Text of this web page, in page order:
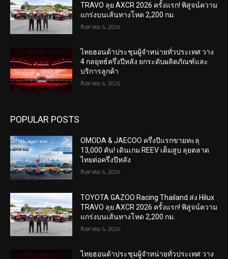
TRAVO ลุย AXCR 2026 ครั้งแรก! พิสูจน์ความ
แกร่งบนเส้นทางโหด 2,200 กม.
สิงหาคม 6, 2026
ไทยฮอนด้าประชุมผู้จำหน่ายทั่วประเทศ วาง
4 กลยุทธ์ครึ่งปีหลัง ยกระดับผลิตภัณฑ์และ
บริการลูกค้า
สิงหาคม 6, 2026
POPULAR POSTS
OMODA & JAECOO ครึ่งปีแรกขายทะลุ
13,000 คัน! เดินเกม REEV เต็มสูบ ลุยตลาด
ไทยต่อครึ่งปีหลัง
สิงหาคม 6, 2026
TOYOTA GAZOO Racing Thailand ส่ง Hilux
TRAVO ลุย AXCR 2026 ครั้งแรก! พิสูจน์ความ
แกร่งบนเส้นทางโหด 2,200 กม.
สิงหาคม 6, 2026
ไทยฮอนด้าประชุมผู้จำหน่ายทั่วประเทศ วาง